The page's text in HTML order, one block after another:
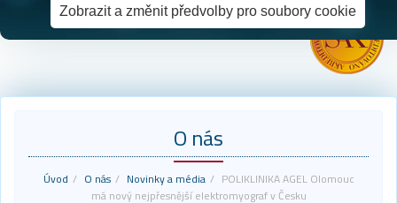
O nás
Úvod O nás Novinky a média
POLIKLINIKA AGEL Olomouc
má nový nejpřesnější elektromyograf v Česku
Zobrazit a změnit předvolby pro soubory cookie